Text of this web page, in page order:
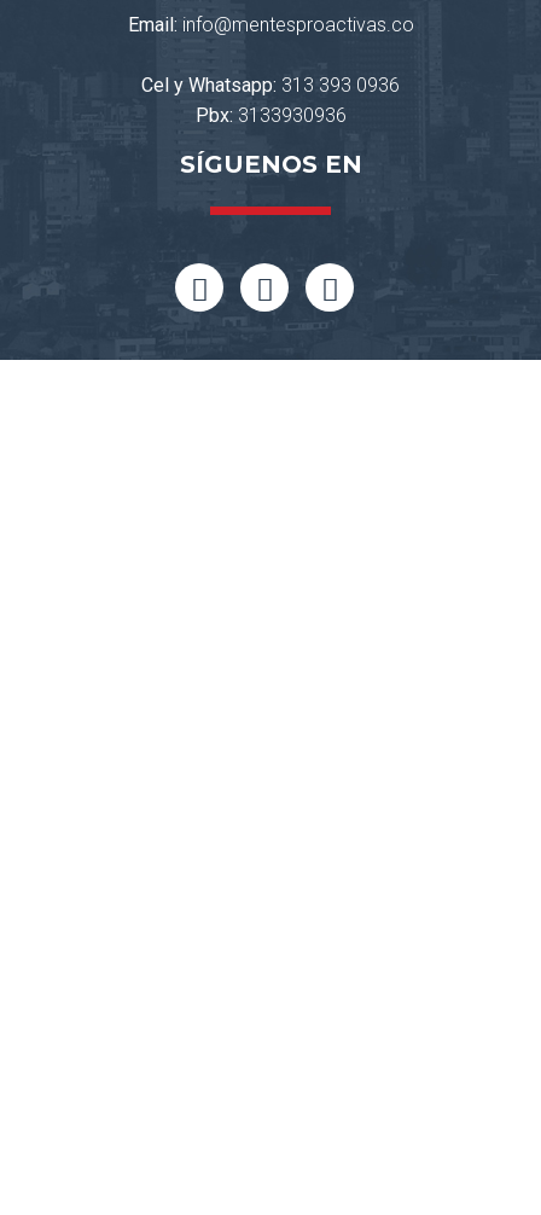
Email: info@mentesproactivas.co
Cel y Whatsapp: 313 393 0936
Pbx: 3133930936
SÍGUENOS EN